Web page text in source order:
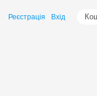
Реєстрація Вхід